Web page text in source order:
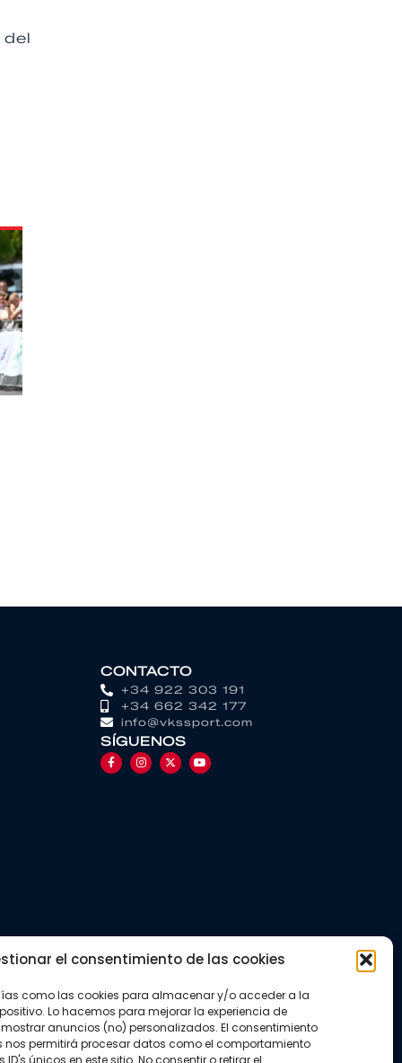
el consentimiento de las cookies
como las cookies para almacenar y/o acceder a la
Lo hacemos para mejorar la experiencia de
anuncios (no) personalizados. El consentimiento
permitirá procesar datos como el comportamiento
únicos en este sitio. No consentir o retirar el
CONTACTO
+34 922 303 191
+34 662 342 177
info@vkssport.com
SÍGUENOS